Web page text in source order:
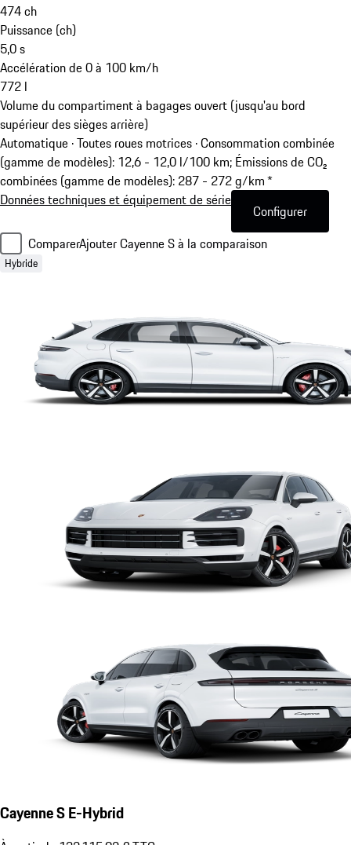
474ch
Puissance (ch)
5,0s
Accélération de 0 à 100 km/h
772 l
Volume du compartiment à bagages ouvert (jusqu'au bord
supérieur des sièges arrière)
Automatique · Toutes roues motrices ·Consommation combinée
(gamme de modèles): 12,6 - 12,0 l/100 km; Émissions de CO₂
combinées (gamme de modèles): 287 - 272 g/km *
Données techniques et équipement de série
Configurer
ComparerAjouter Cayenne S à la comparaison
Hybride
Cayenne S E-Hybrid